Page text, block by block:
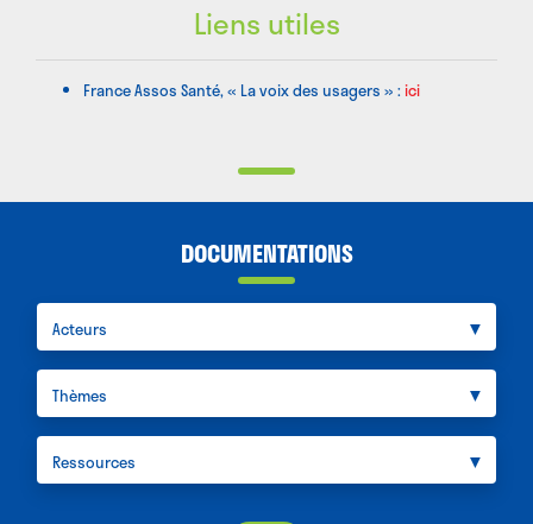
Liens utiles
France Assos Santé, « La voix des usagers » :ici
DOCUMENTATIONS